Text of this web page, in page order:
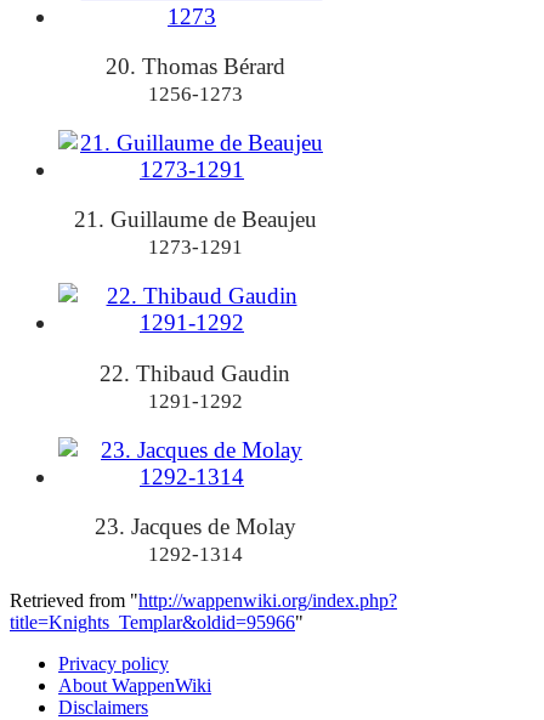
20. Thomas Bérard
1256-1273
21. Guillaume de Beaujeu
1273-1291
22. Thibaud Gaudin
1291-1292
23. Jacques de Molay
1292-1314
Retrieved from "http://wappenwiki.org/index.php?
title=Knights_Templar&oldid=95966"
Privacy policy
About WappenWiki
Disclaimers